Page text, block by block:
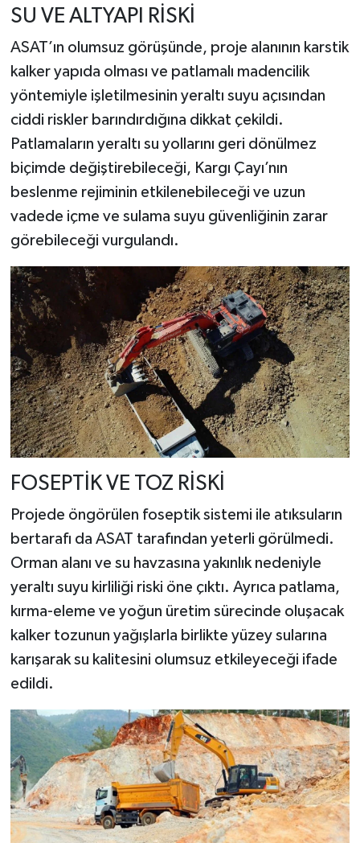
SU VE ALTYAPI RİSKİ
ASAT’ın olumsuz görüşünde, proje alanının karstik
kalker yapıda olması ve patlamalı madencilik
yöntemiyle işletilmesinin yeraltı suyu açısından
ciddi riskler barındırdığına dikkat çekildi.
Patlamaların yeraltı su yollarını geri dönülmez
biçimde değiştirebileceği, Kargı Çayı’nın
beslenme rejiminin etkilenebileceği ve uzun
vadede içme ve sulama suyu güvenliğinin zarar
görebileceği vurgulandı.
FOSEPTİK VE TOZ RİSKİ
Projede öngörülen foseptik sistemi ile atıksuların
bertarafı da ASAT tarafından yeterli görülmedi.
Orman alanı ve su havzasına yakınlık nedeniyle
yeraltı suyu kirliliği riski öne çıktı. Ayrıca patlama,
kırma-eleme ve yoğun üretim sürecinde oluşacak
kalker tozunun yağışlarla birlikte yüzey sularına
karışarak su kalitesini olumsuz etkileyeceği ifade
edildi.